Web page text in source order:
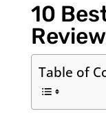
10
Table of